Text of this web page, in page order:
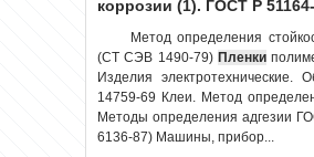
коррозии (1). ГОСТ Р
Метод определения
(СТ СЭВ 1490-79) Пленки
Изделия
14759-69 Клеи. Метод
Методы определения адгезии
6136-87) Машины, прибор...